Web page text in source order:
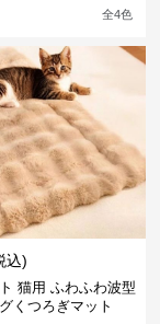
全4色
込)
猫用 ふわふわ波型
くつろぎマット